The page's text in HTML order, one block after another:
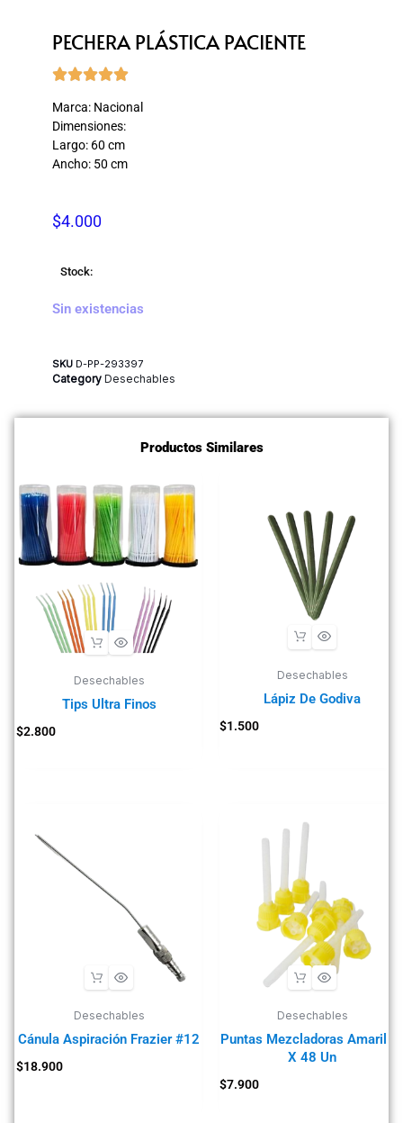
PECHERA PLÁSTICA PACIENTE

Marca: Nacional
Dimensiones:
Largo: 60 cm
Ancho: 50 cm
$4.000
Stock:
Sin existencias
SKU D-PP-293397
Category Desechables
Productos Similares
Desechables
Tips Ultra Finos
$2.800
Desechables
Lápiz De Godiva
$1.500
Desechables
Cánula Aspiración Frazier #12
$18.900
Desechables
Puntas Mezcladoras
X 48 Un
$7.900